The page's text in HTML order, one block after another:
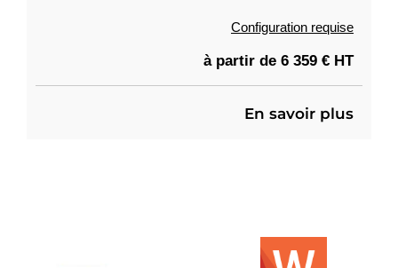
Configuration requise
à partir de 6 359 € HT
En savoir plus